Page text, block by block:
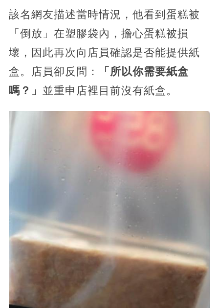
該名網友描述當時情況，他看到蛋糕被
「倒放」在塑膠袋內，擔心蛋糕被損
壞，因此再次向店員確認是否能提供紙
盒。店員卻反問：
「所以你需要紙盒
嗎？」 並重申店裡目前沒有紙盒。